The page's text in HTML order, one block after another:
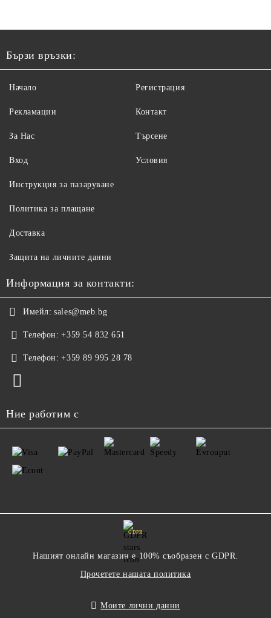
Бързи връзки:
Начало
Рекламации
За Нас
Вход
Регистрация
Контакт
Търсене
Условия
Инструкция за пазаруване
Политика за плащане
Доставка
Защита на личните данни
Информация за контакти:
Имейл: sales@meb.bg
Телефон: +359 54 832 651
Телефон: +359 89 995 28 78
Ние работим с
GDPR
Нашият онлайн магазин е 100% съобразен с GDPR.
Прочетете нашата политика
Моите лични данни